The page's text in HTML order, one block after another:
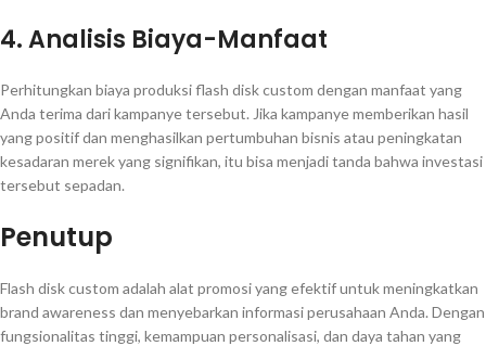
4. Analisis Biaya-Manfaat
Perhitungkan biaya produksi flash disk custom dengan manfaat yang
Anda terima dari kampanye tersebut. Jika kampanye memberikan hasil
yang positif dan menghasilkan pertumbuhan bisnis atau peningkatan
kesadaran merek yang signifikan, itu bisa menjadi tanda bahwa investasi
tersebut sepadan.
Penutup
Flash disk custom adalah alat promosi yang efektif untuk meningkatkan
brand awareness dan menyebarkan informasi perusahaan Anda. Dengan
fungsionalitas tinggi, kemampuan personalisasi, dan daya tahan yang